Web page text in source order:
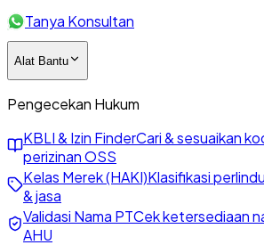
Tanya Konsultan
Alat Bantu
Pengecekan Hukum
KBLI & Izin FinderCari & sesuaikan
perizinan OSS
Kelas Merek (HAKI)Klasifikasi
& jasa
Validasi Nama PTCek ketersediaan
AHU